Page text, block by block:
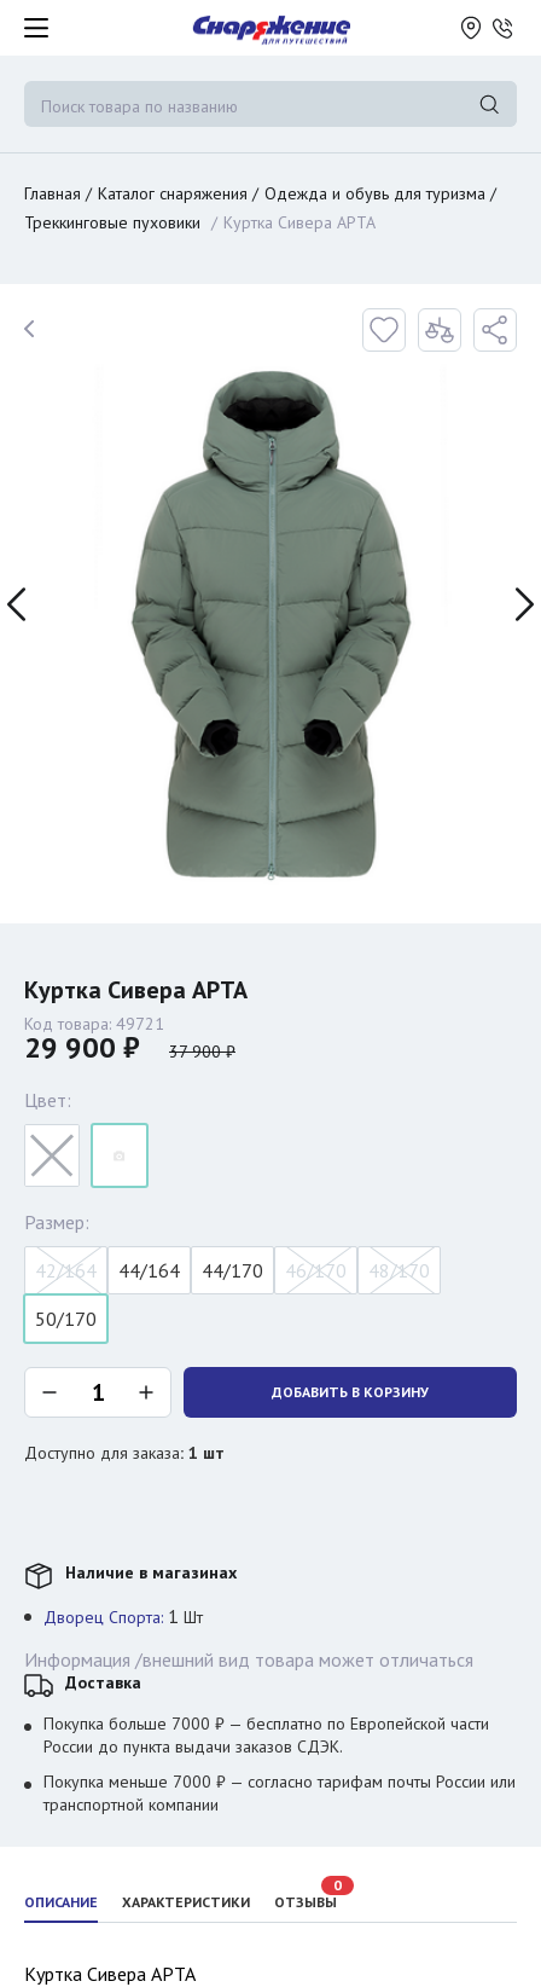
Главная Каталог снаряжения
Одежда и обувь для туризма
Треккинговые пуховики
Куртка Сивера АРТА
Куртка Сивера АРТА
Код товара: 49721
29 900 ₽ 37 900 ₽
Цвет:
Размер:
42/164
44/164 44/170 46/170
48/170
50/170
ДОБАВИТЬ В КОРЗИНУ
Доступно для заказа: 1 шт
ОПИСАНИЕ ХАРАКТЕРИСТИКИ ОТЗЫВЫ
0
Куртка Сивера АРТА
Наличие в магазинах
Дворец Спорта: 1 Шт
Информация /внешний вид товара может отличаться
Доставка
Покупка больше 7000 ₽ — бесплатно по Европейской части
России до пункта выдачи заказов СДЭК.
Покупка меньше 7000 ₽ — согласно тарифам почты России или
транспортной компании